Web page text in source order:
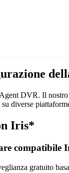
DVR. Il
diverse
Iris*
compatibile
gratuito